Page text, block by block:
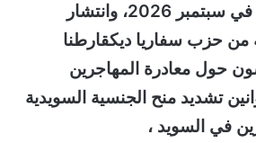
الانتخابات السويدية في سبتمبر 2026، وانتشار
من حزب سفاريا ديكقارطنا
حول معادرة المهاجرين
تشديد منح الجنسية السويدية
في السويد ،